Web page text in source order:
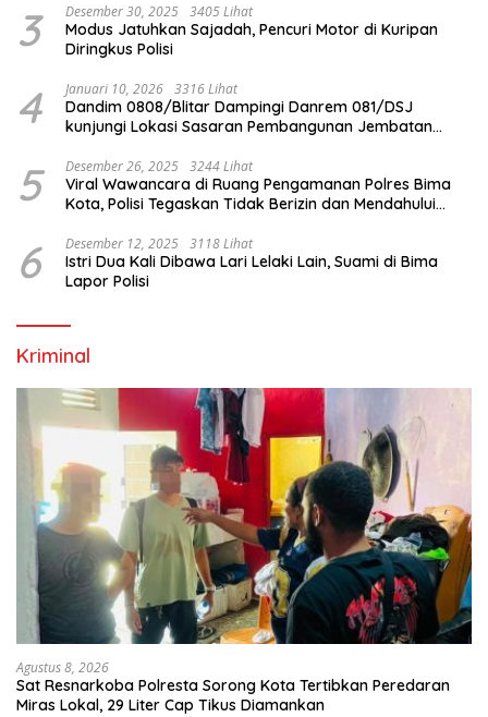
3 Desember 30, 2025 3405 Lihat
Modus Jatuhkan Sajadah, Pencuri Motor di Kuripan
Diringkus Polisi
4 Januari 10, 2026 3316 Lihat
Dandim 0808/Blitar Dampingi Danrem 081/DSJ
kunjungi Lokasi Sasaran Pembangunan Jembatan
5 Desember 26, 2025 3244 Lihat
Viral Wawancara di Ruang Pengamanan Polres Bima
Kota, Polisi Tegaskan Tidak Berizin dan Mendahului
6 Desember 12, 2025 3118 Lihat
Istri Dua Kali Dibawa Lari Lelaki Lain, Suami di Bima
Lapor Polisi
Kriminal
Agustus 8, 2026
Sat Resnarkoba Polresta Sorong Kota Tertibkan Peredaran
Miras Lokal, 29 Liter Cap Tikus Diamankan